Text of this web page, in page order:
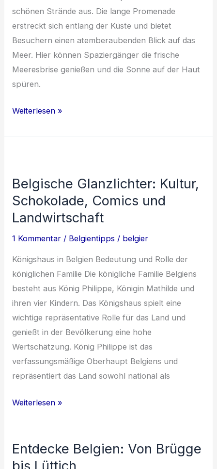
schönen Strände aus. Die lange Promenade
erstreckt sich entlang der Küste und bietet
Besuchern einen atemberaubenden Blick auf das
Meer. Hier können Spaziergänger die frische
Meeresbrise genießen und die Sonne auf der Haut
spüren.
Magisches
Lüttich
bis
Mons
Weiterlesen »
Belgische Glanzlichter: Kultur,
Schokolade, Comics und
Landwirtschaft
1 Kommentar / Belgientipps / belgier
Königshaus in Belgien Bedeutung und Rolle der
königlichen Familie Die königliche Familie Belgiens
besteht aus König Philippe, Königin Mathilde und
ihren vier Kindern. Das Königshaus spielt eine
wichtige repräsentative Rolle für das Land und
genießt in der Bevölkerung eine hohe
Wertschätzung. König Philippe ist das
verfassungsmäßige Oberhaupt Belgiens und
repräsentiert das Land sowohl national als
Belgische
Schokolade,
Comics
Weiterlesen »
Entdecke Belgien: Von Brügge
bis Lüttich